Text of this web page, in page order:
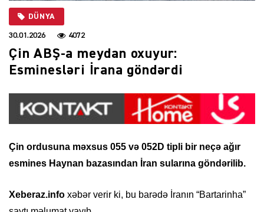
DÜNYA
30.01.2026 4072
Çin ABŞ-a meydan oxuyur:
Esminesləri İrana göndərdi
Çin ordusuna məxsus 055 və 052D tipli bir neçə ağır
esmines Haynan bazasından İran sularına göndərilib.
Xeberaz.info xəbər verir ki, bu barədə İranın “Bartarinha”